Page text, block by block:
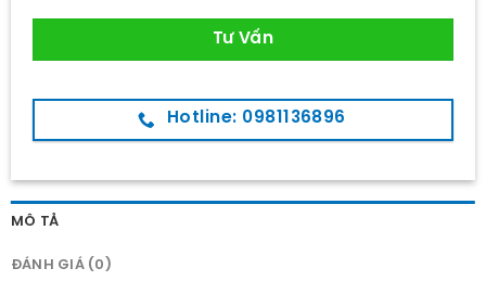
Tư Vấn
Hotline: 0981136896
MÔ TẢ
ĐÁNH GIÁ (0)